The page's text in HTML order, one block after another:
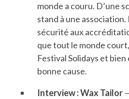
monde a couru. D’une
stand à une association.
sécurité aux
que tout le monde
Festival Solidays et
bonne cause.
Interview : Wax Tailor